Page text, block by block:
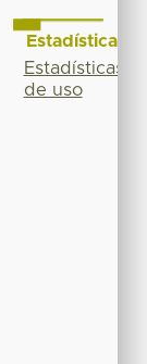
Estadísticas
Estadísticas
de uso